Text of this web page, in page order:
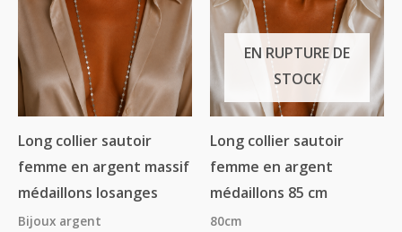
Long collier sautoir
femme en argent massif
médaillons losanges
Bijoux argent
EN RUPTURE DE
STOCK
Long collier sautoir
femme en argent
médaillons 85 cm
80cm